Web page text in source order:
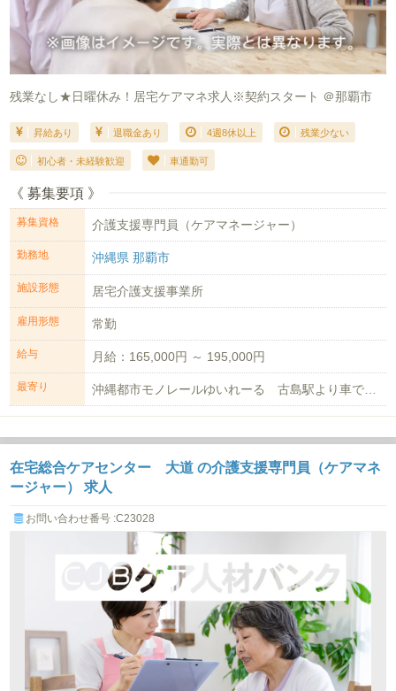
残業なし★日曜休み！居宅ケアマネ求人※契約スタート ＠那覇市
昇給あり 退職金あり 4週8休以上 残業少ない
初心者・未経験歓迎 車通勤可
《 募集要項 》
募集資格 介護支援専門員（ケアマネージャー）
勤務地 沖縄県 那覇市
施設形態 居宅介護支援事業所
雇用形態 常勤
給与 月給：165,000円 ～ 195,000円
最寄り
在宅総合ケアセンター 大道 の介護支援専門員（ケアマネ
ージャー） 求人
お問い合わせ番号 :C23028